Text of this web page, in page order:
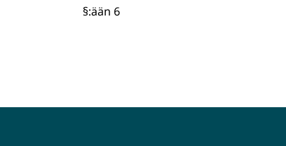
§:ään 6